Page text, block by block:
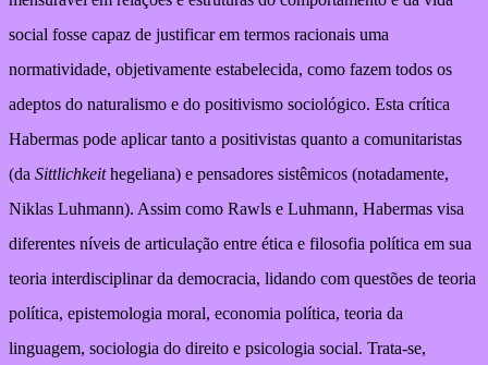
social fosse capaz de justificar em termos racionais uma
normatividade, objetivamente estabelecida, como fazem todos os
adeptos do naturalismo e do positivismo sociológico. Esta crítica
Habermas pode aplicar tanto a positivistas quanto a comunitaristas
(da Sittlichkeithegeliana) e pensadores sistêmicos (notadamente,
Niklas Luhmann). Assim como Rawls e Luhmann, Habermas visa
diferentes níveis de articulação entre ética e filosofia política em sua
teoria interdisciplinar da democracia, lidando com questões de teoria
política, epistemologia moral, economia política, teoria da
linguagem, sociologia do direito e psicologia social. Trata-se,